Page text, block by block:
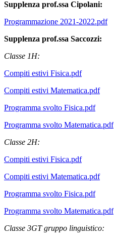
Supplenza prof.ssa Cipolani:
Programmazione 2021-2022.pdf
Supplenza prof.ssa Saccozzi:
Classe 1H:
Compiti estivi Fisica.pdf
Compiti estivi Matematica.pdf
Programma svolto Fisica.pdf
Programma svolto Matematica.pdf
Classe 2H:
Compiti estivi Fisica.pdf
Compiti estivi Matematica.pdf
Programma svolto Fisica.pdf
Programma svolto Matematica.pdf
Classe 3GT gruppo linguistico: